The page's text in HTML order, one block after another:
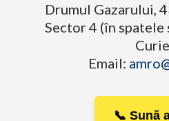
Drumul Gazarului,
Sector 4 (în
Email:
📞 Sună